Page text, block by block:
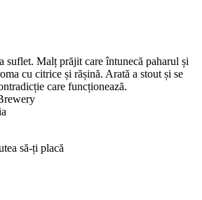
suflet. Malț prăjit care întunecă paharul și
cu citrice și rășină. Arată a stout și se
care funcționează.
să-ți placă